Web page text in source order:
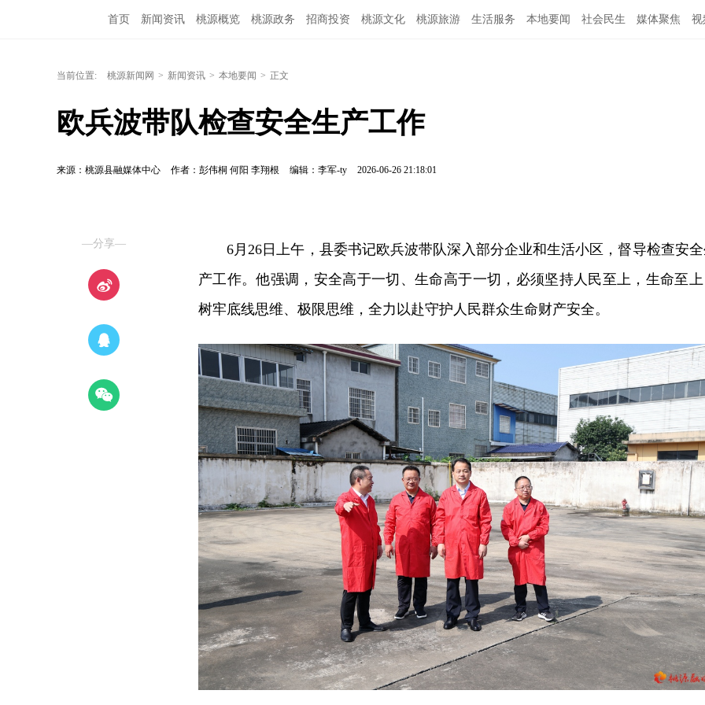
首页 新闻资讯 桃源概览 桃源政务 招商投资 桃源文化 桃源旅游 生活服务 本地要闻 社会民生 媒体聚焦 视
当前位置: 桃源新闻网 > 新闻资讯 > 本地要闻 > 正文
欧兵波带队检查安全生产工作
来源：桃源县融媒体中心 作者：彭伟桐 何阳 李翔根 编辑：李军-ty 2026-06-26 21:18:01
—分享—
6月26日上午，县委书记欧兵波带队深入部分企业和生活小区，督导检查安
产工作。他强调，安全高于一切、生命高于一切，必须坚持人民至上，生命至
树牢底线思维、极限思维，全力以赴守护人民群众生命财产安全。